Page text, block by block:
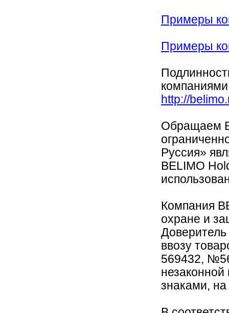
Примеры
Примеры
http://
Обращаем
Руссия»
BELIMO
Компания
охране и
Доверитель
ввозу
569432,
знаками,